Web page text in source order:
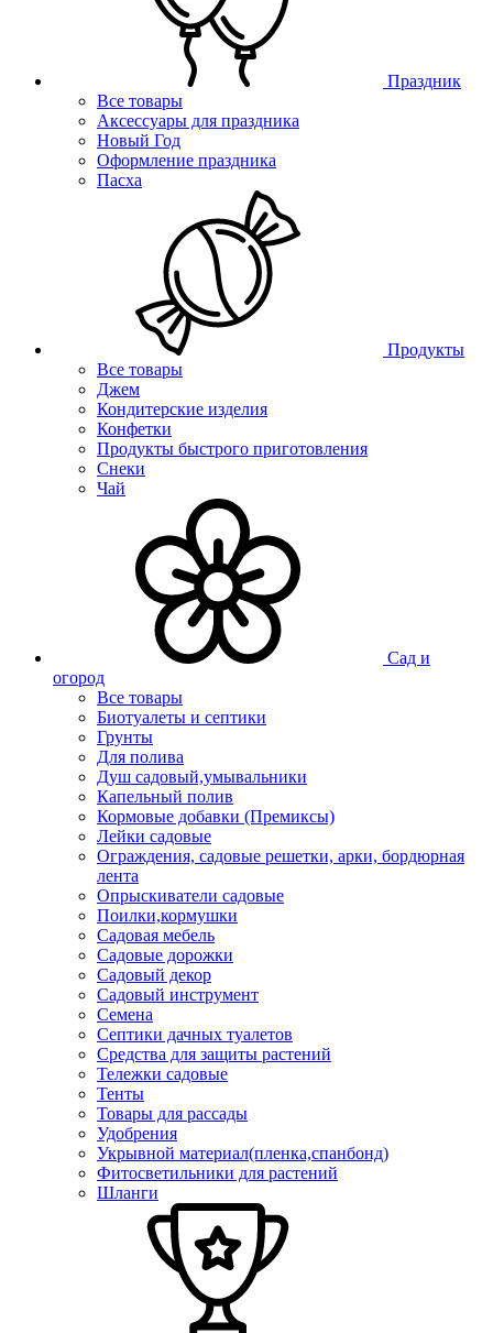
Праздник
Все товары
Аксессуары для праздника
Новый Год
Оформление праздника
Пасха
Продукты
Все товары
Джем
Кондитерские изделия
Конфетки
Продукты быстрого приготовления
Снеки
Чай
Сад и
огород
Все товары
Биотуалеты и септики
Грунты
Для полива
Душ садовый,умывальники
Капельный полив
Кормовые добавки (Премиксы)
Лейки садовые
Ограждения, садовые решетки, арки, бордюрная
лента
Опрыскиватели садовые
Поилки,кормушки
Садовая мебель
Садовые дорожки
Садовый декор
Садовый инструмент
Семена
Септики дачных туалетов
Средства для защиты растений
Тележки садовые
Тенты
Товары для рассады
Удобрения
Укрывной материал(пленка,спанбонд)
Фитосветильники для растений
Шланги